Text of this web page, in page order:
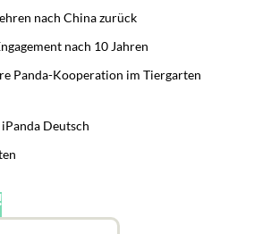
nach China zurück
nach 10 Jahren
Panda-Kooperation im Tiergarten
Deutsch